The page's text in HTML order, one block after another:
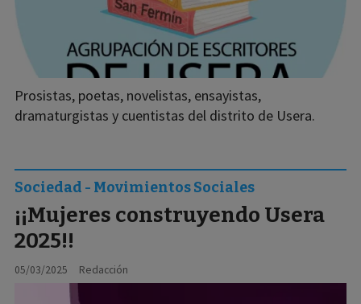
Prosistas, poetas, novelistas, ensayistas,
dramaturgistas y cuentistas del distrito de Usera.
¡¡Mujeres construyendo Usera
2025!!
Redacción
Sociedad - Movimientos Sociales
05/03/2025